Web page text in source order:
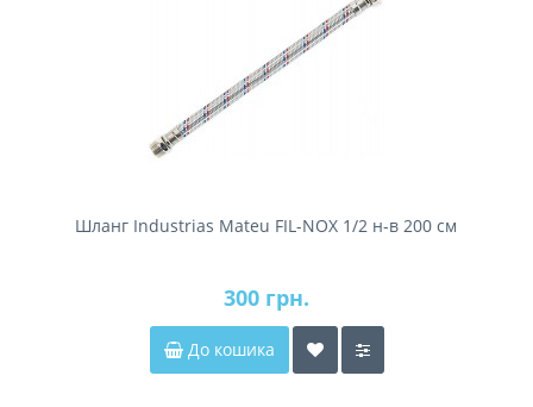
Шланг Industrias Mateu FIL-NOX 1/2 н-в 200 см
300 грн.
До кошика